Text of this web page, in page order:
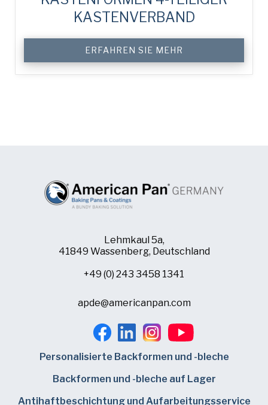
KASTENVERBAND
ERFAHREN SIE MEHR
Lehmkaul 5a,
41849 Wassenberg, Deutschland
+49 (0) 243 3458 1341
apde@americanpan.com
Personalisierte Backformen und -bleche
Backformen und -bleche auf Lager
Antihaftbeschichtung und Aufarbeitungsservice